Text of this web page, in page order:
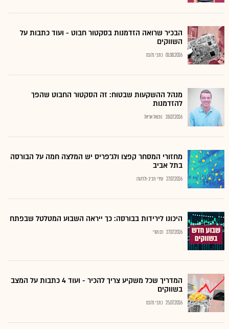
הבכיר שרואה הזדמנות בסקטור חבוט - ועוד כתבות על
השווקים
01.08.2026 כתבי גלובס
מנהל ההשקעות שבטוח: זה הסקטור החבוט שהפך
להזדמנות
28.07.2026 נתנאל אריאל
מחזורי המסחר קפצו ולג'פריס יש המלצה חמה על הבורסה
בתל אביב
27.07.2026 שירי חביב-ולדהורן
היכונו לירידות בבורסה: כך ייראה השבוע המטלטל שבפתח
27.07.2026 רם מורי
המדריך שכל משקיע צריך להכיר - ועוד 4 כתבות על המצב
בשווקים
25.07.2026 כתבי גלובס